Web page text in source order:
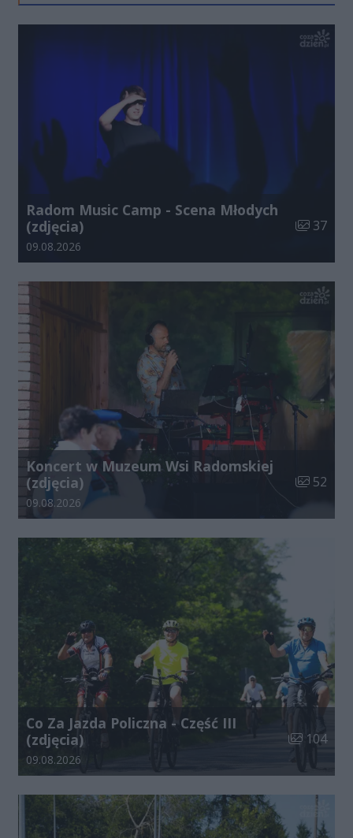
Radom Music Camp - Scena Młodych
(zdjęcia)
Liczba
37
Data dodania galerii:
09.08.2026
Koncert w Muzeum Wsi Radomskiej
(zdjęcia)
Liczba
52
Data dodania galerii:
09.08.2026
Co Za Jazda Policzna - Część III
(zdjęcia)
Liczba
104
Data dodania galerii:
09.08.2026